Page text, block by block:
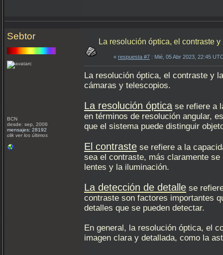
Sebtor
BCN
desde: sep, 2006
mensajes: 28192
clik ver los últimos
La resolución óptica, el contraste
« respuesta #7 : Mié, 05 Abr 2023, 22:45
La resolución óptica, el contraste y
cámaras y telescopios.
La resolución óptica se refiere a
en términos de resolución angular,
que el sistema puede distinguir
El contraste se refiere a la
sea el contraste, más claramente
lentes y la iluminación.
La detección de detalle se
contraste son factores importantes
detalles que se pueden detectar.
En general, la resolución óptica, el
imagen clara y detallada, como la